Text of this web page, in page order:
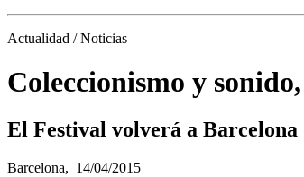
Actualidad / Noticias
Coleccionismo y
El Festival volverá a Barcelona
Barcelona, 14/04/2015